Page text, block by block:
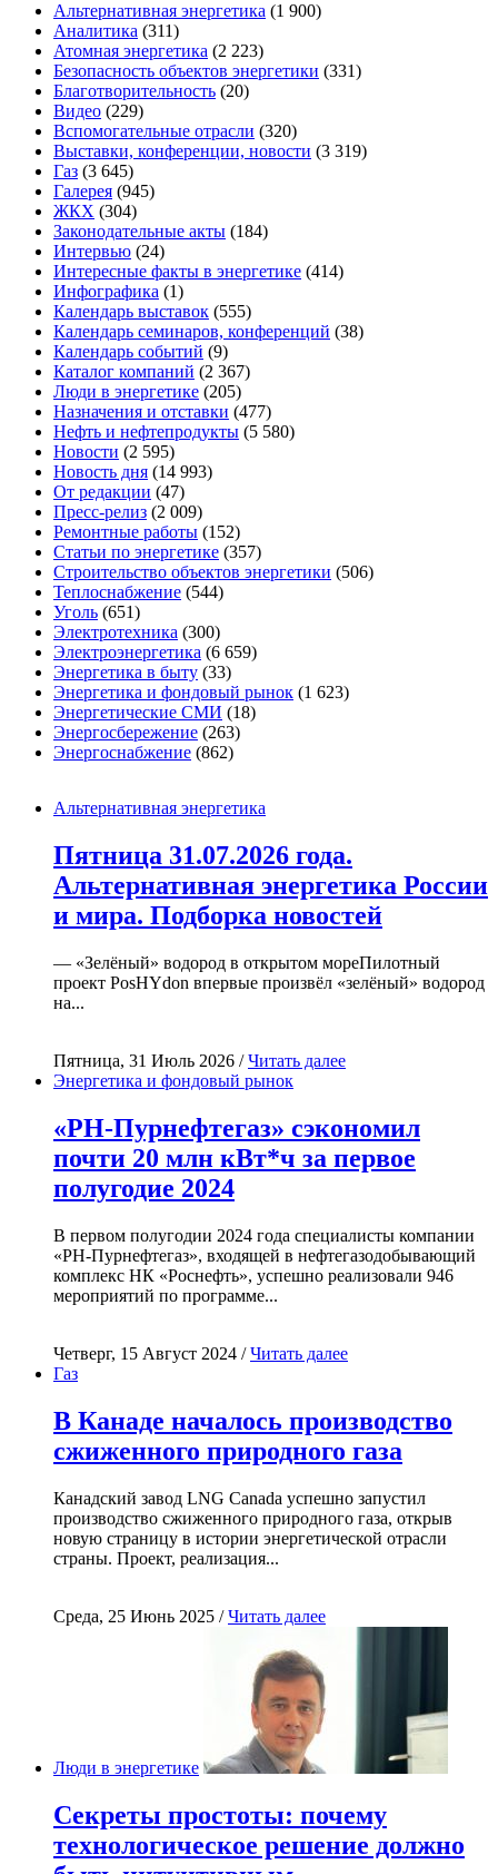
Альтернативная энергетика (1 900)
Аналитика (311)
Атомная энергетика (2 223)
Безопасность объектов энергетики (331)
Благотворительность (20)
Видео (229)
Вспомогательные отрасли (320)
Выставки, конференции, новости (3 319)
Газ (3 645)
Галерея (945)
ЖКХ (304)
Законодательные акты (184)
Интервью (24)
Интересные факты в энергетике (414)
Инфографика (1)
Календарь выставок (555)
Календарь семинаров, конференций (38)
Календарь событий (9)
Каталог компаний (2 367)
Люди в энергетике (205)
Назначения и отставки (477)
Нефть и нефтепродукты (5 580)
Новости (2 595)
Новость дня (14 993)
От редакции (47)
Пресс-релиз (2 009)
Ремонтные работы (152)
Статьи по энергетике (357)
Строительство объектов энергетики (506)
Теплоснабжение (544)
Уголь (651)
Электротехника (300)
Электроэнергетика (6 659)
Энергетика в быту (33)
Энергетика и фондовый рынок (1 623)
Энергетические СМИ (18)
Энергосбережение (263)
Энергоснабжение (862)
Альтернативная энергетика
Пятница 31.07.2026 года.
Альтернативная энергетика России
и мира. Подборка новостей
— «Зелёный» водород в открытом мореПилотный
проект PosHYdon впервые произвёл «зелёный» водород
на...
Пятница, 31 Июль 2026 /Читать далее
Энергетика и фондовый рынок
«РН-Пурнефтегаз» сэкономил
почти 20 млн кВт*ч за первое
полугодие 2024
В первом полугодии 2024 года специалисты компании
«РН-Пурнефтегаз», входящей в нефтегазодобывающий
комплекс НК «Роснефть», успешно реализовали 946
мероприятий по программе...
Четверг, 15 Август 2024 /Читать далее
Газ
В Канаде началось производство
сжиженного природного газа
Канадский завод LNG Canada успешно запустил
производство сжиженного природного газа, открыв
новую страницу в истории энергетической отрасли
страны. Проект, реализация...
Среда, 25 Июнь 2025 /Читать далее
Люди в энергетике
Секреты простоты: почему
технологическое решение должно